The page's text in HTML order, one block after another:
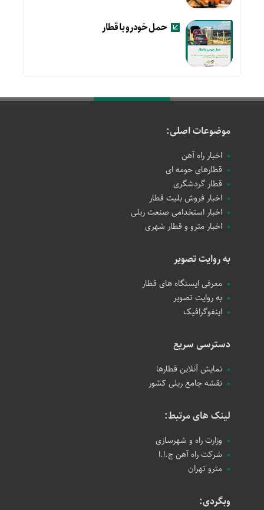
حمل خودرو با قطار
موضوعات اصلی:
اخبار راه آهن
قطارهای حومه ای
قطار گردشگری
اخبار فروش بلیت قطار
اخبار استخدامی صنعت ریلی
اخبار مترو و قطار شهری
به روایت تصویر
معرفی ایستگاه های قطار
به روایت تصویر
اینفوگرافیک
دسترسی سریع
نمایش آنلاین قطارها
نقشه جامع ریلی کشور
لینک های مرتبط:
وزارت راه و شهرسازی
شرکت راه آهن ج.ا.ا
مترو تهران
وبگردی: